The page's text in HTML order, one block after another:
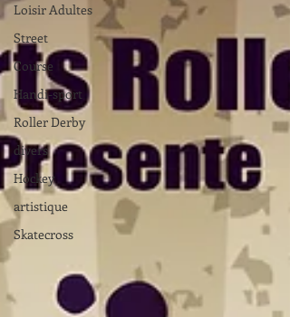
Loisir Adultes
Street
Course
Handi-sport
Roller Derby
divers
Hockey
artistique
Skatecross